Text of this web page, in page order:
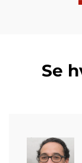
Se